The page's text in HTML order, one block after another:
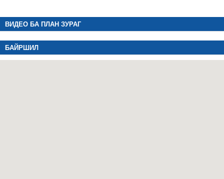
ВИДЕО БА ПЛАН ЗУРАГ
БАЙРШИЛ